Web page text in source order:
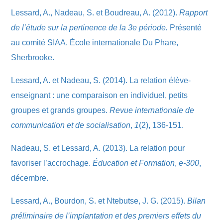
Lessard, A., Nadeau, S. et Boudreau, A. (2012). Rapport
de l’étude sur la pertinence de la 3e période. Présenté
au comité SIAA. École internationale Du Phare,
Sherbrooke.
Lessard, A. et Nadeau, S. (2014). La relation élève-
enseignant : une comparaison en individuel, petits
groupes et grands groupes. Revue internationale de
communication et de socialisation, 1(2), 136-151.
Nadeau, S. et Lessard, A. (2013). La relation pour
favoriser l’accrochage. Éducation et Formation, e-300,
décembre.
Lessard, A., Bourdon, S. et Ntebutse, J. G. (2015). Bilan
préliminaire de l’implantation et des premiers effets du